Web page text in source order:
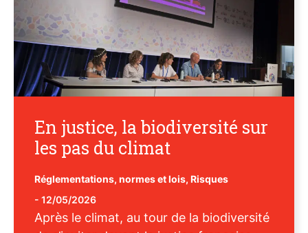
En justice, la biodiversité sur
les pas du climat
Réglementations, normes et lois, Risques
- 12/05/2026
Après le climat, au tour de la biodiversité